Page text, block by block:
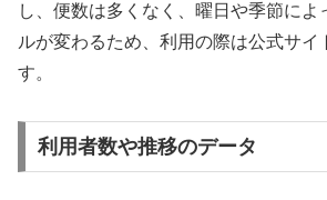
し、便数は多くなく、曜日や季節によ
ルが変わるため、利用の際は公式サイ
す。
利用者数や推移のデータ